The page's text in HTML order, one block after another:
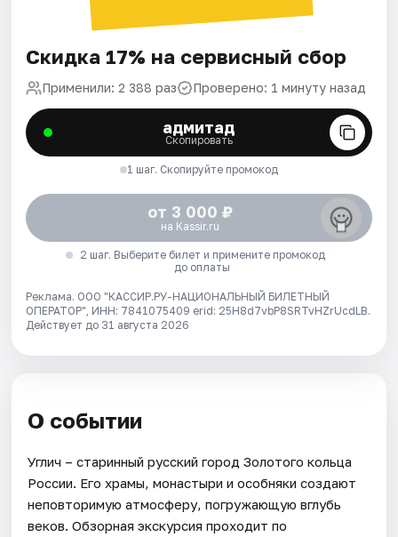
Скидка 17% на сервисный сбор
Применили: 2 388 раз Проверено: 1 минуту назад
адмитад
Скопировать
1 шаг. Скопируйте промокод
от 3 000 ₽
на Kassir.ru
2 шаг. Выберите билет и примените промокод
до оплаты
Реклама. ООО "КАССИР.РУ-НАЦИОНАЛЬНЫЙ БИЛЕТНЫЙ
ОПЕРАТОР", ИНН: 7841075409 erid: 25H8d7vbP8SRTvHZrUcdLB.
Действует до 31 августа 2026
О событии
Углич – старинный русский город Золотого кольца
России. Его храмы, монастыри и особняки создают
неповторимую атмосферу, погружающую вглубь
веков. Обзорная экскурсия проходит по